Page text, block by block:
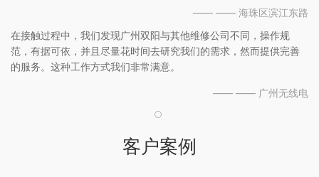
—— —— 海珠区滨江东路
在接触过程中，我们发现广州双阳与其他维修公司不同，操作规
范，有据可依，并且尽量花时间去研究我们的需求，然而提供完善
的服务。这种工作方式我们非常满意。
—— —— 广州无线电
客户案例